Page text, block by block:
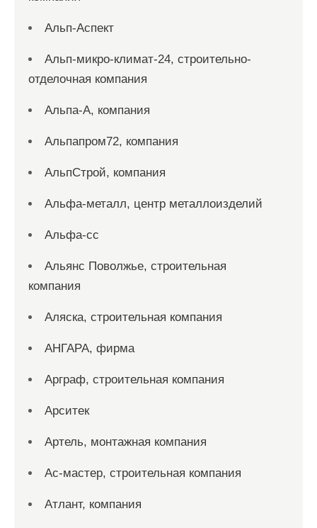
Альп-Аспект
Альп-микро-климат-24, строительно-
отделочная компания
Альпа-А, компания
Альпапром72, компания
АльпСтрой, компания
Альфа-металл, центр металлоизделий
Альфа-сс
Альянс Поволжье, строительная
компания
Аляска, строительная компания
АНГАРА, фирма
Арграф, строительная компания
Арситек
Артель, монтажная компания
Ас-мастер, строительная компания
Атлант, компания